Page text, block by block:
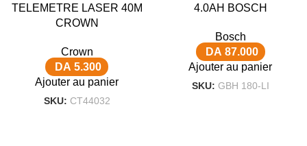
TELEMETRE LASER 40M
CROWN
Crown
DA 5.300
Ajouter au panier
SKU: CT44032
4.0AH BOSCH
Bosch
DA 87.000
Ajouter au panier
SKU: GBH 180-LI